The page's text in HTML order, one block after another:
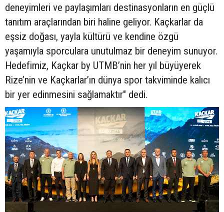
deneyimleri ve paylaşımları destinasyonların en güçlü
tanıtım araçlarından biri haline geliyor. Kaçkarlar da
eşsiz doğası, yayla kültürü ve kendine özgü
yaşamıyla sporculara unutulmaz bir deneyim sunuyor.
Hedefimiz, Kaçkar by UTMB’nin her yıl büyüyerek
Rize’nin ve Kaçkarlar’ın dünya spor takviminde kalıcı
bir yer edinmesini sağlamaktır" dedi.